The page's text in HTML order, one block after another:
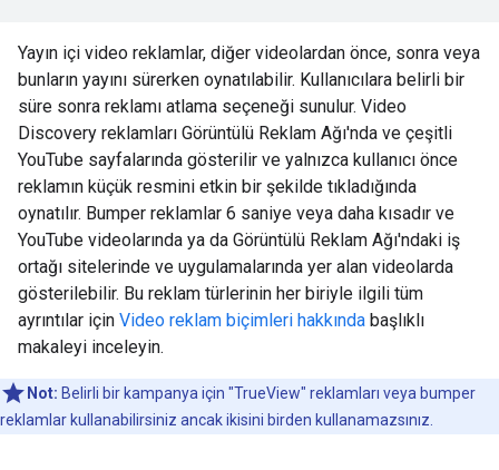
Yayın içi video reklamlar, diğer videolardan önce, sonra veya
bunların yayını sürerken oynatılabilir. Kullanıcılara belirli bir
süre sonra reklamı atlama seçeneği sunulur. Video
Discovery reklamları Görüntülü Reklam Ağı'nda ve çeşitli
YouTube sayfalarında gösterilir ve yalnızca kullanıcı önce
reklamın küçük resmini etkin bir şekilde tıkladığında
oynatılır. Bumper reklamlar 6 saniye veya daha kısadır ve
YouTube videolarında ya da Görüntülü Reklam Ağı'ndaki iş
ortağı sitelerinde ve uygulamalarında yer alan videolarda
gösterilebilir. Bu reklam türlerinin her biriyle ilgili tüm
ayrıntılar için Video reklam biçimleri hakkında başlıklı
makaleyi inceleyin.
Not: Belirli bir kampanya için "TrueView" reklamları veya bumper
reklamlar kullanabilirsiniz ancak ikisini birden kullanamazsınız.